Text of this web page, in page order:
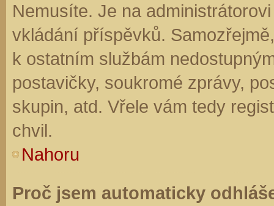
Nemusíte. Je na
vkládání příspěvků.
k ostatním službám
postavičky, soukromé zprávy,
skupin, atd. Vřele vám tedy
chvil.
Nahoru
Proč jsem automaticky